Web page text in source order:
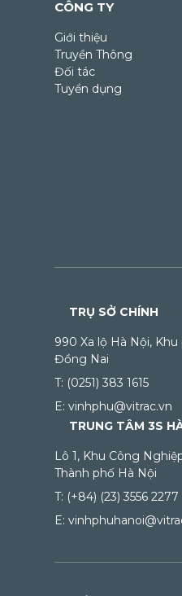
CÔNG TY
Giới thiệu
Truyền Thông
Đối tác
Tuyển dụng
TRỤ SỞ CHÍNH
990 Xa lộ Hà Nội,
Đồng Nai
T: (0251) 383 1615
E: vinhphu@vitrac.vn
TRUNG TÂM 3S
Lô 1, Khu Công
Thành phố Hà Nội
T: (+84) (23) 3556 2277
E: